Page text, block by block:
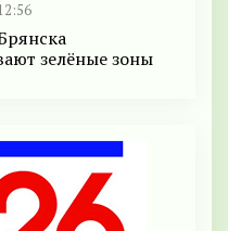
зелёные зоны